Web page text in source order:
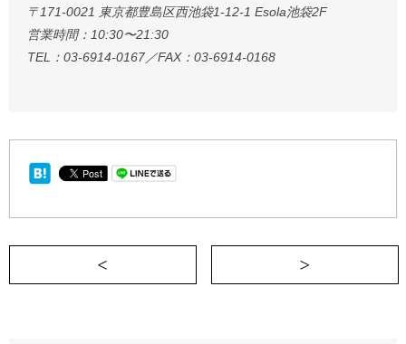
〒171-0021 東京都豊島区西池袋1-12-1 Esola池袋2F
営業時間：10:30〜21:30
TEL：03-6914-0167／FAX：03-6914-0168
＜ 書籍は「本」の劣化版である《